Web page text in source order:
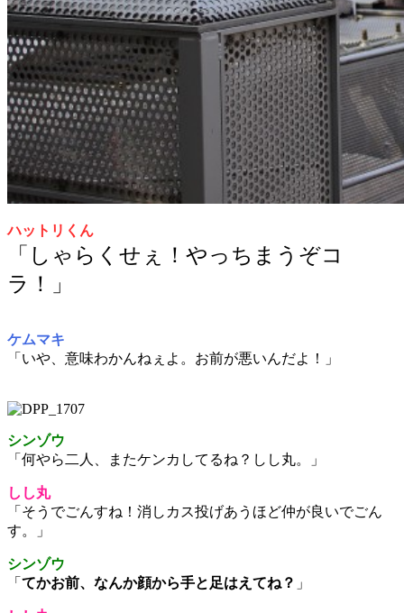
ハットリくん
「しゃらくせぇ！やっちまうぞコ
ラ！」
ケムマキ
「いや、意味わかんねぇよ。お前が悪いんだよ！」
シンゾウ
「何やら二人、またケンカしてるね？しし丸。」
しし丸
「そうでごんすね！消しカス投げあうほど仲が良いでごん
す。」
シンゾウ
「 てかお前、なんか顔から手と足はえてね？ 」